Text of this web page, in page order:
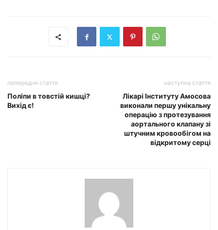
попередня стаття
Поліпи в товстій кишці?
Вихід є!
наступна стаття
Лікарі Інституту Амосова
виконали першу унікальну
операцію з протезування
аортального клапану зі
штучним кровообігом на
відкритому серці